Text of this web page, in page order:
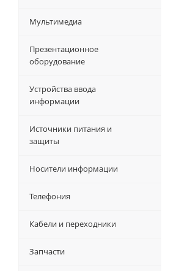
Мультимедиа
Презентационное
оборудование
Устройства ввода
информации
Источники питания и
защиты
Носители информации
Телефония
Кабели и переходники
Запчасти